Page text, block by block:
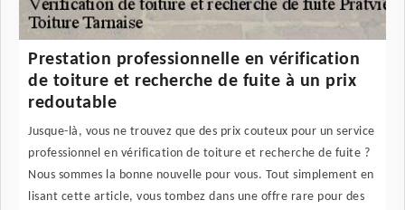
Prestation professionnelle en vérification
de toiture et recherche de fuite à un prix
redoutable
Jusque-là, vous ne trouvez que des prix couteux pour un service
professionnel en vérification de toiture et recherche de fuite ?
Nous sommes la bonne nouvelle pour vous. Tout simplement en
lisant cette article, vous tombez dans une offre rare pour des